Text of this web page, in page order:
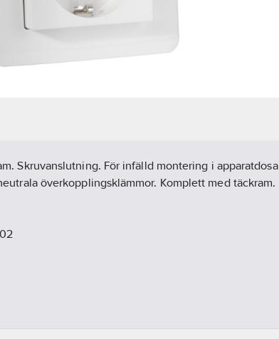
Skruvanslutning. För infälld montering i apparatdosa
överkopplingsklämmor. Komplett med täckram.